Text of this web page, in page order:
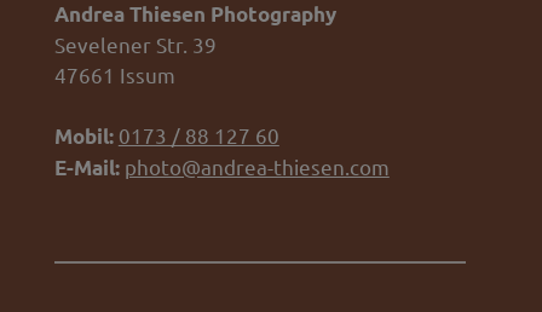
Andrea Thiesen Photography
Sevelener Str. 39
47661 Issum
Mobil: 0173 / 88 127 60
E-Mail: photo@andrea-thiesen.com